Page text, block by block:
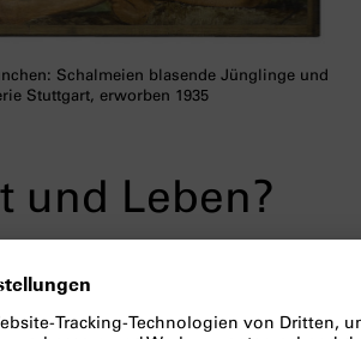
und Leben?
Milieu und die
um 1900
Schalmeien blasende Jünglinge und
Stuttgart, erworben 1935